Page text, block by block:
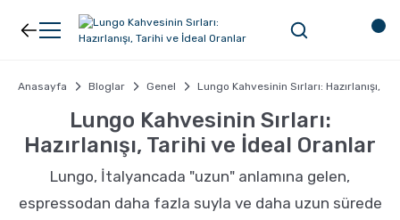
Geri Dön
Kahve
Filtre Kahve
Geri Dön
Ekipman
Filtreler
Anasayfa Bloglar Genel Lungo Kahvesinin Sırları: Hazırlanışı,
Lungo Kahvesinin Sırları:
Hazırlanışı, Tarihi ve İdeal Oranlar
Lungo, İtalyancada "uzun" anlamına gelen,
espressodan daha fazla suyla ve daha uzun sürede